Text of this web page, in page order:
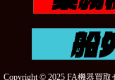
Copyright © 2025 FA機器買